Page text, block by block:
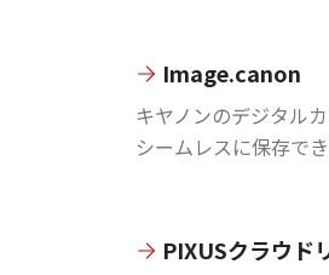
Image.canon
キヤノンのデジタル
シームレスに保存で
PIXUSクラウド